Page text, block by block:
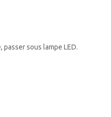
sous lampe LED.